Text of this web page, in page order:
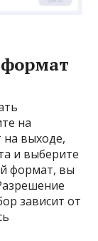
на
на выходе,
и выберите
формат, вы
зависит от